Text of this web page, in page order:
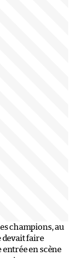
champions, au
devait faire
entrée en scène